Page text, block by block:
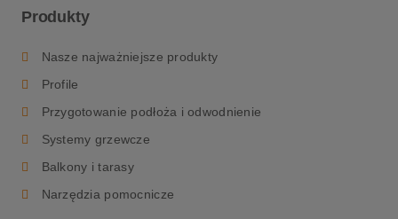
Produkty
Nasze najważniejsze produkty
Profile
Przygotowanie podłoża i odwodnienie
Systemy grzewcze
Balkony i tarasy
Narzędzia pomocnicze